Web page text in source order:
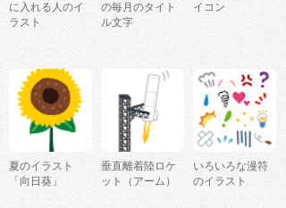
に入れる人のイ
ラスト
の毎月のタイト
ル文字
イコン
夏のイラスト
「向日葵」
垂直離着陸ロケ
ット（アーム）
いろいろな漫符
のイラスト